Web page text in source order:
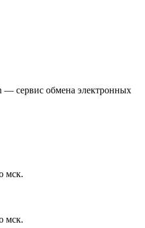
— сервис обмена электронных
мск.
мск.